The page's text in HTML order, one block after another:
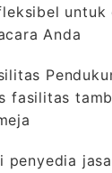
untuk
Anda
fasilitas
penyedia